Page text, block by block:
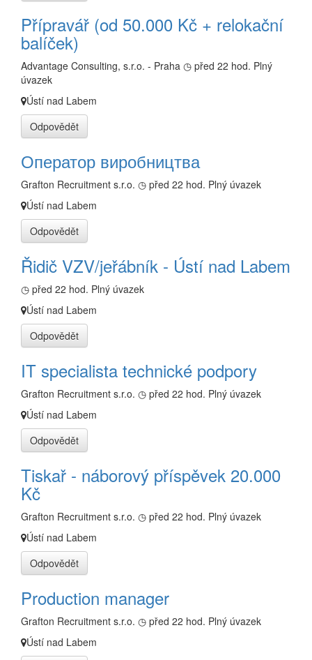
Přípravář (od 50.000 Kč + relokační
balíček)
Advantage Consulting, s.r.o. - Praha ◷ před 22 hod. Plný
úvazek
Ústí nad Labem
Odpovědět
Оператор виробництва
Grafton Recruitment s.r.o. ◷ před 22 hod. Plný úvazek
Ústí nad Labem
Odpovědět
Řidič VZV/jeřábník - Ústí nad Labem
◷ před 22 hod. Plný úvazek
Ústí nad Labem
Odpovědět
IT specialista technické podpory
Grafton Recruitment s.r.o. ◷ před 22 hod. Plný úvazek
Ústí nad Labem
Odpovědět
Tiskař - náborový příspěvek 20.000
Kč
Grafton Recruitment s.r.o. ◷ před 22 hod. Plný úvazek
Ústí nad Labem
Odpovědět
Production manager
Grafton Recruitment s.r.o. ◷ před 22 hod. Plný úvazek
Ústí nad Labem